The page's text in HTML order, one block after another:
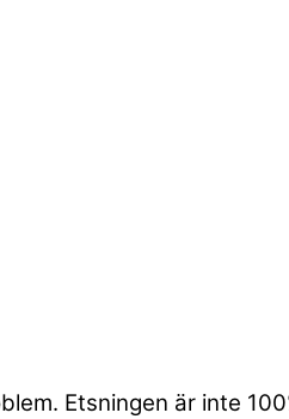
Etsningen är inte